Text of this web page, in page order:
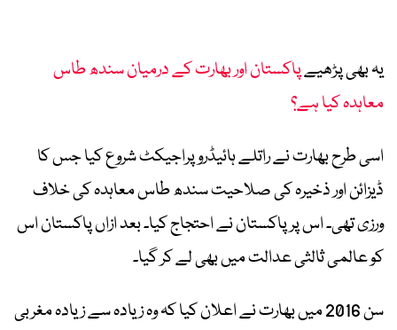
یہ بھی پڑھیےپاکستان اور بھارت کے درمیان سندھ طاس
معاہدہ کیا ہے؟
اسی طرح بھارت نے راتلے ہائیڈرو پراجیکٹ شروع کیا جس کا
ڈیزائن اور ذخیرہ کی صلاحیت سندھ طاس معاہدہ کی خلاف
ورزی تھی۔ اس پر پاکستان نے احتجاج کیا۔ بعد ازاں پاکستان اس
کو عالمی ثالثی عدالت میں بھی لے کر گیا۔
سن 2016 میں بھارت نے اعلان کیا کہ وہ زیادہ سے زیادہ مغربی